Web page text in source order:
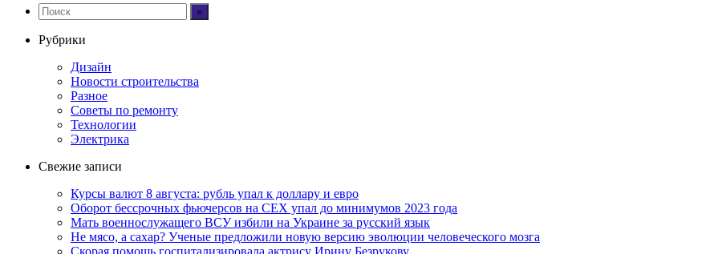
Рубрики
Дизайн
Новости строительства
Разное
Советы по ремонту
Технологии
Электрика
Свежие записи
Курсы валют 8 августа: рубль упал к доллару и евро
Оборот бессрочных фьючерсов на CEX упал до минимумов 2023 года
Мать военнослужащего ВСУ избили на Украине за русский язык
Не мясо, а сахар? Ученые предложили новую версию эволюции человеческого мозга
Скорая помощь госпитализировала актрису Ирину Безрукову